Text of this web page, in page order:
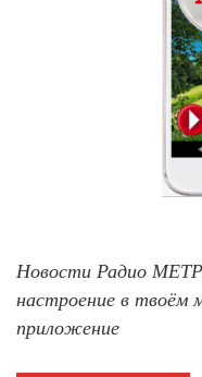
Новости Радио
настроение в твоём
приложение